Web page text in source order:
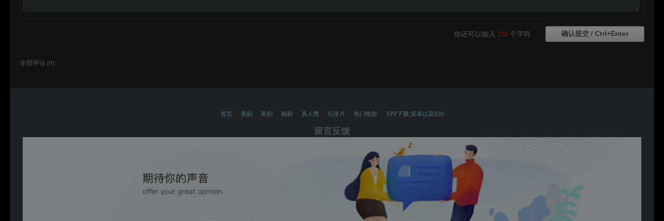
你还可以输入 270 个字符
全部评论 (0)
首页 美剧 英剧 韩剧 真人秀 纪录片 热门电影 APP下载:安卓以及IOS
留言反馈